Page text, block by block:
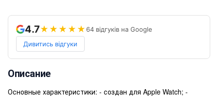
4.7★★★★★64 відгуків на Google
Дивитись відгуки
Описание
Основные характеристики: - создан для Apple Watch; -